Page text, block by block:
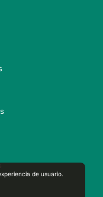
de usuario.